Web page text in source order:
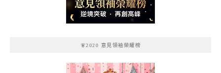
🧚2020 意見領袖榮耀榜